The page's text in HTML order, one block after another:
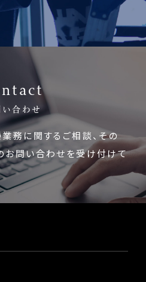
い合わせ
務に関するご相談、 その
お問い合わせを受け付けて